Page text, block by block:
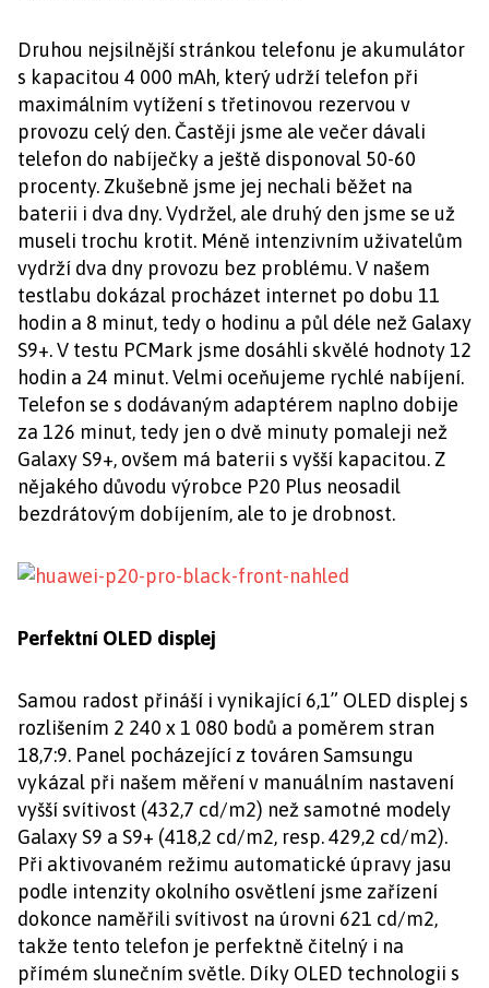
Druhou nejsilnější stránkou telefonu je akumulátor
s kapacitou 4 000 mAh, který udrží telefon při
maximálním vytížení s třetinovou rezervou v
provozu celý den. Častěji jsme ale večer dávali
telefon do nabíječky a ještě disponoval 50-60
procenty. Zkušebně jsme jej nechali běžet na
baterii i dva dny. Vydržel, ale druhý den jsme se už
museli trochu krotit. Méně intenzivním uživatelům
vydrží dva dny provozu bez problému. V našem
testlabu dokázal procházet internet po dobu 11
hodin a 8 minut, tedy o hodinu a půl déle než Galaxy
S9+. V testu PCMark jsme dosáhli skvělé hodnoty 12
hodin a 24 minut. Velmi oceňujeme rychlé nabíjení.
Telefon se s dodávaným adaptérem naplno dobije
za 126 minut, tedy jen o dvě minuty pomaleji než
Galaxy S9+, ovšem má baterii s vyšší kapacitou. Z
nějakého důvodu výrobce P20 Plus neosadil
bezdrátovým dobíjením, ale to je drobnost.
Perfektní OLED displej
Samou radost přináší i vynikající 6,1” OLED displej s
rozlišením 2 240 x 1 080 bodů a poměrem stran
18,7:9. Panel pocházející z továren Samsungu
vykázal při našem měření v manuálním nastavení
vyšší svítivost (432,7 cd/m2) než samotné modely
Galaxy S9 a S9+ (418,2 cd/m2, resp. 429,2 cd/m2).
Při aktivovaném režimu automatické úpravy jasu
podle intenzity okolního osvětlení jsme zařízení
dokonce naměřili svítivost na úrovni 621 cd/m2,
takže tento telefon je perfektně čitelný i na
přímém slunečním světle. Díky OLED technologii s